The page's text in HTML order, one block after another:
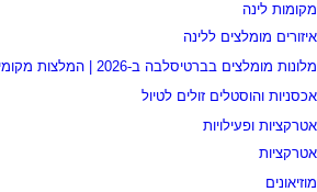
מקומות לינה
איזורים מומלצים ללינה
מלונות מומלצים בברטיסלבה ב-2026 | המלצות מקומיים
אכסניות והוסטלים זולים לטיול
אטרקציות ופעילויות
אטרקציות
מוזיאונים